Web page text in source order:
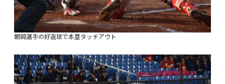
朝岡選手の好返球で本塁タッチアウト